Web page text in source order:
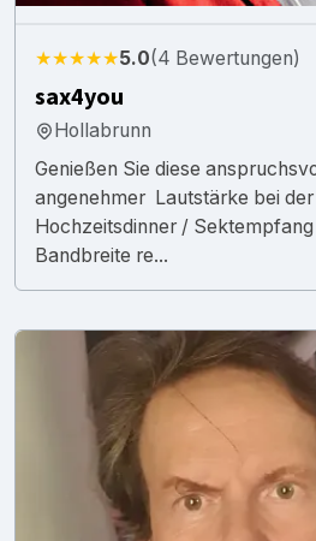
★★★★★5.0(4 Bewertungen)
sax4you
Hollabrunn
Genießen Sie diese
angenehmer Lautstärke bei
Hochzeitsdinner /
Bandbreite re...